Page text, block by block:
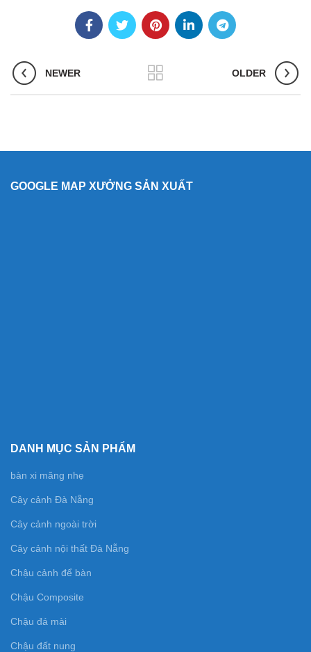
NEWER OLDER
GOOGLE MAP XƯỞNG SẢN XUẤT
DANH MỤC SẢN PHẨM
bàn xi măng nhẹ
Cây cảnh Đà Nẵng
Cây cảnh ngoài trời
Cây cảnh nội thất Đà Nẵng
Chậu cảnh để bàn
Chậu Composite
Chậu đá mài
Chậu đất nung